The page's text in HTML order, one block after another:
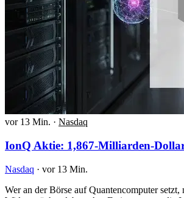
vor 13 Min. · Nasdaq
IonQ Aktie: 1,867-Milliarden-
Nasdaq · vor 13 Min.
Wer an der Börse auf Quantencomputer setzt,